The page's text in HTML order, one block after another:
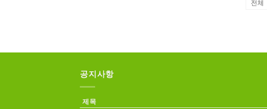
공지사항
제목